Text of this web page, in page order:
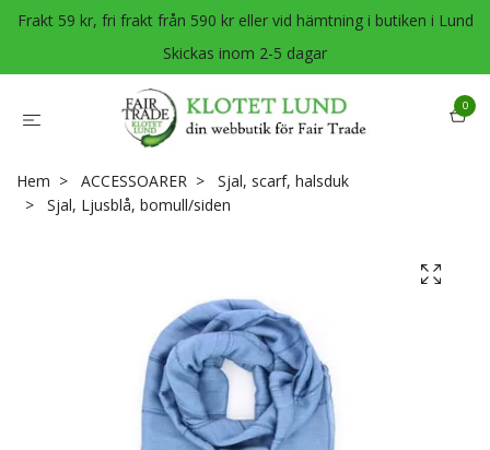
Frakt 59 kr, fri frakt från 590 kr eller vid hämtning i butiken i Lund
Skickas inom 2-5 dagar
0
Hem ACCESSOARER
Sjal, scarf, halsduk
Sjal, Ljusblå, bomull/siden